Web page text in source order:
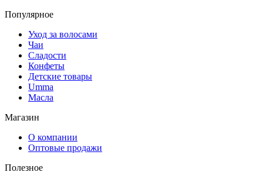
Популярное
Уход за волосами
Чаи
Сладости
Конфеты
Детские товары
Umma
Масла
Магазин
О компании
Оптовые продажи
Полезное